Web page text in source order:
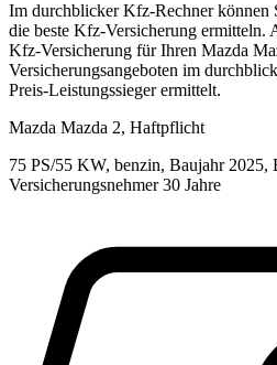
Im durchblicker Kfz-Rechner können
die beste Kfz-Versicherung ermitteln.
Kfz-Versicherung für Ihren Mazda
Versicherungsangeboten im
Preis-Leistungssieger ermittelt.
Mazda Mazda 2, Haftpflicht
75 PS/55 KW, benzin, Baujahr 2025,
Versicherungsnehmer 30 Jahre